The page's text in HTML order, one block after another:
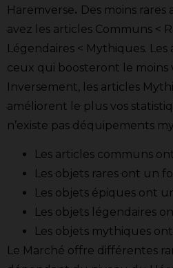
Haremverse. Des moins rares
avez les articles Communs <
Légendaires < Mythiques.
ceux qui boosteront le moins
Inversement, les articles
améliorent le plus vos
n’existe pas déquipements
Les articles communs
Les objets rares ont un
Les objets épiques ont
Les objets légendaires
Les objets mythiques
Le Marché offre différentes